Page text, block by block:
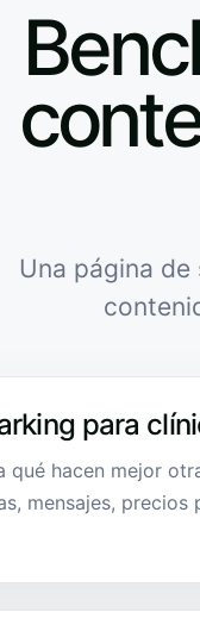
Una página
para
qué hacen mejor
mensajes,